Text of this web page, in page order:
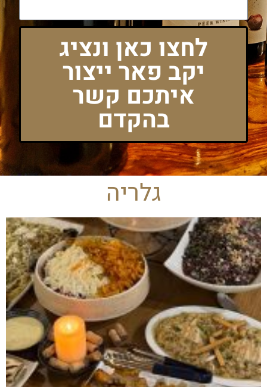
לחצו כאן ונציג
יקב פאר ייצור
איתכם קשר
בהקדם
גלריה